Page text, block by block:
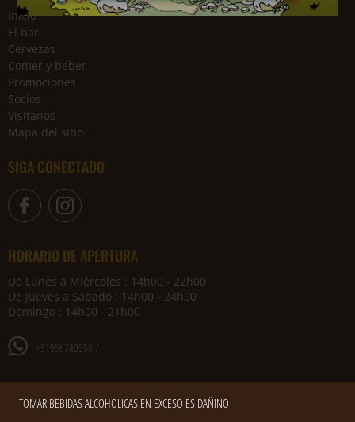
Inicio
El bar
Cervezas
Comer y beber
Promociones
Socios
Visitanos
Mapa del sitio
SIGA CONECTADO
HORARIO DE APERTURA
De Lunes a Miércoles : 14h00 - 22h00
De Jueves a Sábado : 14h00 - 24h00
Domingo : 14h00 - 21h00
+51956740558 /
TOMAR BEBIDAS ALCOHOLICAS EN EXCESO ES DAÑINO